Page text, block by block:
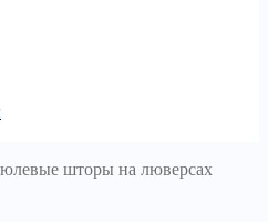
шторы на люверсах